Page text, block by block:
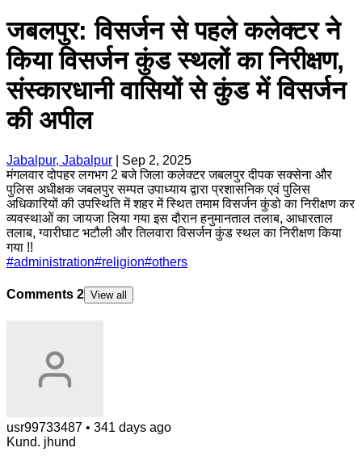
जबलपुर: विसर्जन से पहले कलेक्टर ने
किया विसर्जन कुंड स्थलों का निरीक्षण,
संस्कारधानी वासियों से कुंड में विसर्जन
की अपील
Jabalpur, Jabalpur
Sep 2, 2025
मंगलवार दोपहर लगभग 2 बजे जिला कलेक्टर जबलपुर दीपक सक्सेना और
पुलिस अधीक्षक जबलपुर सम्पत उपाध्याय द्वारा प्रशासनिक एवं पुलिस
अधिकारियों की उपस्थिति में शहर में स्थित तमाम विसर्जन कुंडो का निरीक्षण कर
व्यवस्थाओं का जायजा लिया गया इस दौरान हनुमानताल तलाब, आधारताल
तलाब, ग्वारीघाट भटौली और तिलवारा विसर्जन कुंड स्थल का निरीक्षण किया
गया !!
#administration#religion#others
Comments 2 View all
usr99733487 • 341 days ago
Kund. jhund